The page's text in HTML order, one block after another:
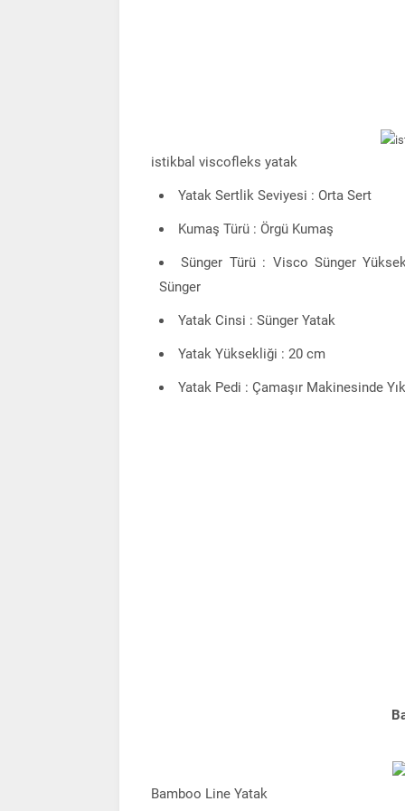
istikbal viscofleks yatak
Yatak Sertlik Seviyesi : Orta Sert
Kumaş Türü : Örgü Kumaş
Sünger Türü : Visco Sünger
Sünger
Yatak Cinsi : Sünger Yatak
Yatak Yüksekliği : 20 cm
Yatak Pedi : Çamaşır Makinesinde
Bamboo Line Yatak